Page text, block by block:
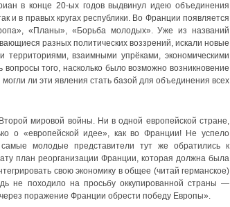
в конце 20-ых годов выдвинул идею объединения
и в правых кругах республики. Во Франции появляется
«Планы», «Борьба молодых». Уже из названий
разных политических воззрений, искали новые
взаимными упрёками, экономическими
того, насколько было возможно возникновение
ли эти явления стать базой для объединения всех
мировой войны. Ни в одной европейской стране,
о «европейской идее», как во Франции! Не успело
молодые представители тут же обратились к
план реорганизации Франции, которая должна была
свою экономику в общее (читай германское)
не походило на просьбу оккупированной страны —
поражение Франции обрести победу Европы».